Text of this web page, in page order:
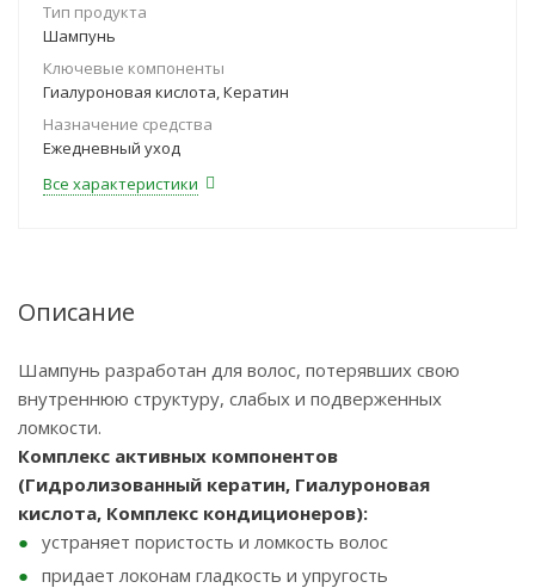
Тип продукта
Шампунь
Ключевые компоненты
Гиалуроновая кислота, Кератин
Назначение средства
Ежедневный уход
Все характеристики
Описание
Шампунь разработан для волос, потерявших свою
внутреннюю структуру, слабых и подверженных
ломкости.
Комплекс активных компонентов
(Гидролизованный кератин, Гиалуроновая
кислота, Комплекс кондиционеров):
устраняет пористость и ломкость волос
придает локонам гладкость и упругость